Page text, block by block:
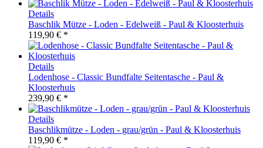
Details
Baschlik Mütze - Loden - Edelweiß - Paul & Kloosterhuis
119,90 € *
Details
Lodenhose - Classic Bundfalte Seitentasche - Paul &
Kloosterhuis
239,90 € *
Details
Baschlikmütze - Loden - grau/grün - Paul & Kloosterhuis
119,90 € *